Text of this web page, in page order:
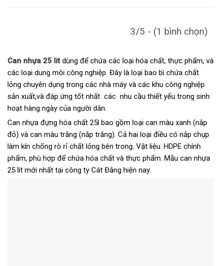
3/5 - (1 bình chọn)
Can nhựa 25 lit dùng để chứa các loại hóa chất, thực phẩm, và
các loại dung môi công nghiệp. Đây là loại bao bì chứa chất
lỏng chuyên dụng trong các nhà máy và các khu công nghiệp
sản xuất,và đáp ứng tốt nhất các nhu cầu thiết yếu trong sinh
hoạt hàng ngày của người dân.
Can nhựa đựng hóa chất 25l bao gồm loại can màu xanh (nắp
đỏ) và can màu trắng (nắp trắng). Cả hai loại điều có nắp chụp
làm kín chống rò rỉ chất lỏng bên trong. Vật liệu: HDPE chính
phẩm, phù hợp để chứa hóa chất và thực phẩm. Mẫu can nhựa
25 lít mới nhất tại công ty Cát Đằng hiện nay.